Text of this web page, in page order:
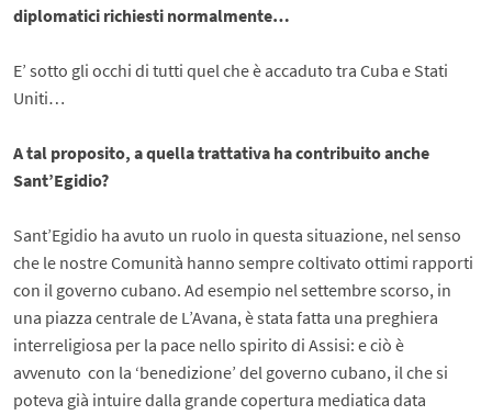
diplomatici richiesti normalmente…
E’ sotto gli occhi di tutti quel che è accaduto tra Cuba e Stati
Uniti…
A tal proposito, a quella trattativa ha contribuito anche
Sant’Egidio?
Sant’Egidio ha avuto un ruolo in questa situazione, nel senso
che le nostre Comunità hanno sempre coltivato ottimi rapporti
con il governo cubano. Ad esempio nel settembre scorso, in
una piazza centrale de L’Avana, è stata fatta una preghiera
interreligiosa per la pace nello spirito di Assisi: e ciò è
avvenuto con la ‘benedizione’ del governo cubano, il che si
poteva già intuire dalla grande copertura mediatica data